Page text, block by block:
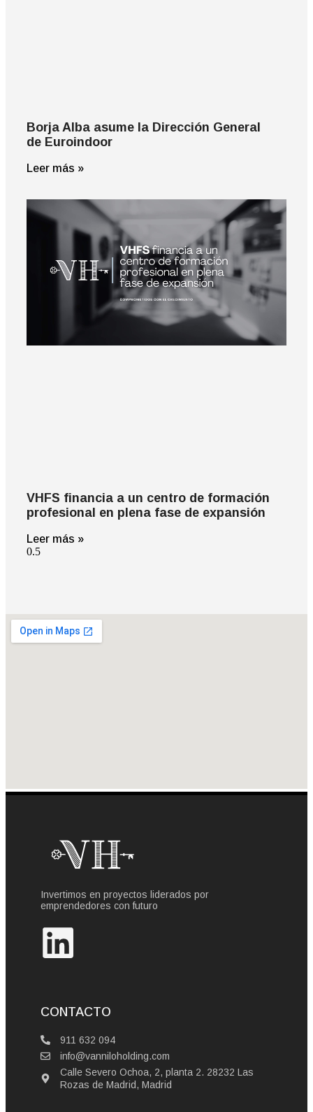
Borja Alba asume la Dirección General
de Euroindoor
Leer más »
VHFS financia a un centro de formación
profesional en plena fase de expansión
Leer más »
Invertimos en proyectos liderados por
emprendedores con futuro
CONTACTO
911 632 094
info@vanniloholding.com
Calle Severo Ochoa, 2, planta 2. 28232 Las
Rozas de Madrid, Madrid